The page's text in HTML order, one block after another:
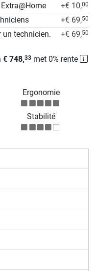
Ergonomie
Stabilité
+€ 10,00
+€ 69,50
un technicien. +€ 69,50
€ 748,33 met 0% rente